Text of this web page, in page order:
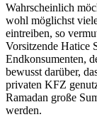
Wahrscheinlich
wohl möglichst
eintreiben, so
Vorsitzende Hatice
Endkonsumenten,
bewusst darüber,
privaten KFZ
Ramadan große
werden.